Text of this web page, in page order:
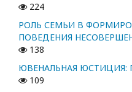
224
РОЛЬ СЕМЬИ В
ПОВЕДЕНИЯ
138
ЮВЕНАЛЬНАЯ
109